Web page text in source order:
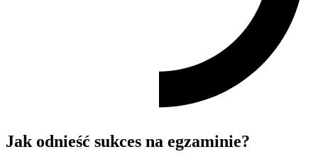
Jak odnieść sukces na egzaminie?